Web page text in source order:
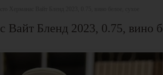
Вайт Бленд 2023, 0.75, вино